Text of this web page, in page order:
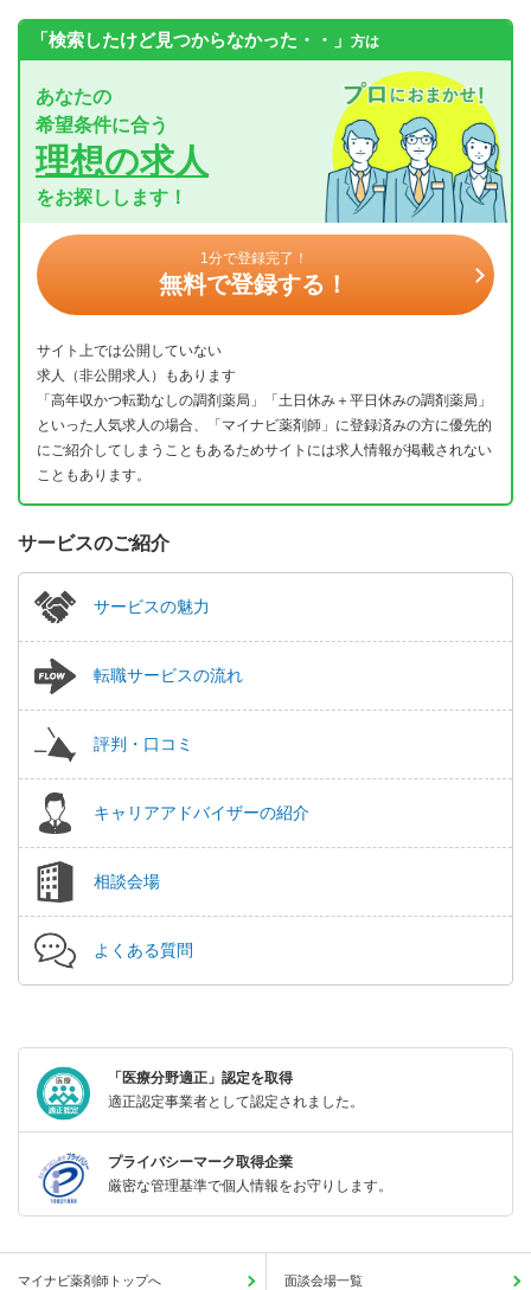
「検索したけど見つからなかった・・」 方は
あなたの
希望条件に合う
理想の求人
をお探しします！
1分で登録完了！
無料で登録する！
サイト上では公開していない
求人（非公開求人）もあります
「高年収かつ転勤なしの調剤薬局」「土日休み＋平日休みの調剤薬局」
といった人気求人の場合、「マイナビ薬剤師」に登録済みの方に優先的
にご紹介してしまうこともあるためサイトには求人情報が掲載されない
こともあります。
サービスのご紹介
サービスの魅力
転職サービスの流れ
評判・口コミ
キャリアアドバイザーの紹介
相談会場
よくある質問
「医療分野適正」認定を取得
適正認定事業者として認定されました。
プライバシーマーク取得企業
厳密な管理基準で個人情報をお守りします。
マイナビ薬剤師トップへ 面談会場一覧